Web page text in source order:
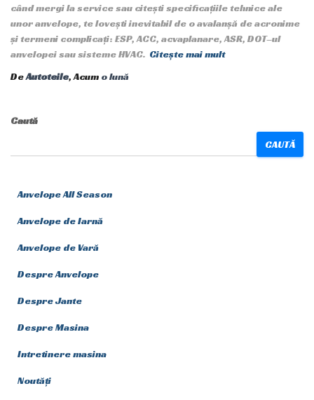
când mergi la service sau citești specificațiile tehnice ale
unor anvelope, te lovești inevitabil de o avalanșă de acronime
și termeni complicați: ESP, ACC, acvaplanare, ASR, DOT–ul
anvelopei sau sisteme HVAC. Citește mai mult
DeAutoteile, Acum o lună
Caută
CAUTĂ
Anvelope All Season
Anvelope de Iarnă
Anvelope de Vară
Despre Anvelope
Despre Jante
Despre Masina
Intretinere masina
Noutăți